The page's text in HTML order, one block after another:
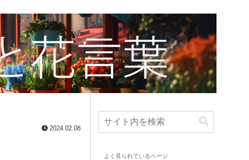
2024.02.08
よく見られているページ